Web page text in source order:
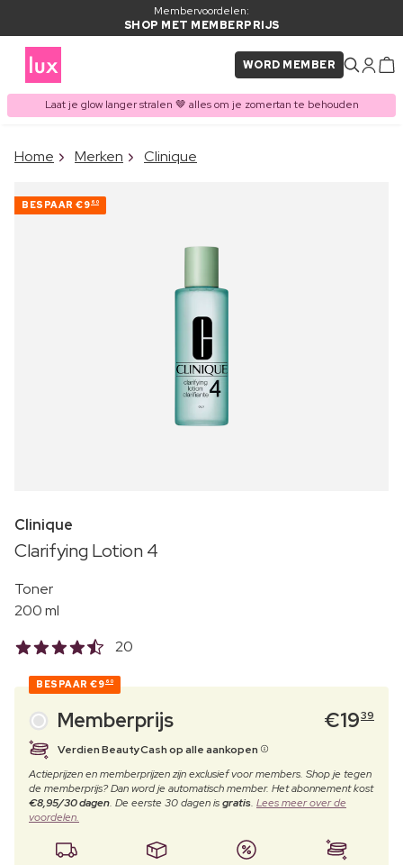
Membervoordelen:
SHOP MET MEMBERPRIJS
WORD MEMBER
Laat je glow langer stralen 🤎 alles om je zomertan te behouden
ITEM TOEGEVOEGD AAN
Vaak samen gekocht met
Home Merken Clinique
BESPAAR €9 60
Clinique
Clarifying Lotion 4
Toner
200 ml
20
BESPAAR €9 60
Memberprijs €1939
Verdien BeautyCash op alle aankopen
Actieprijzen en memberprijzen zijn exclusief voor members. Shop je tegen
de memberprijs? Dan word je automatisch member. Het abonnement kost
€8,95/30 dagen. De eerste 30 dagen isgratis. Lees meer over de
voordelen.